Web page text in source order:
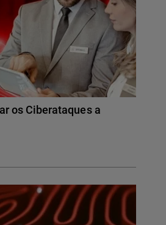
os Ciberataques a